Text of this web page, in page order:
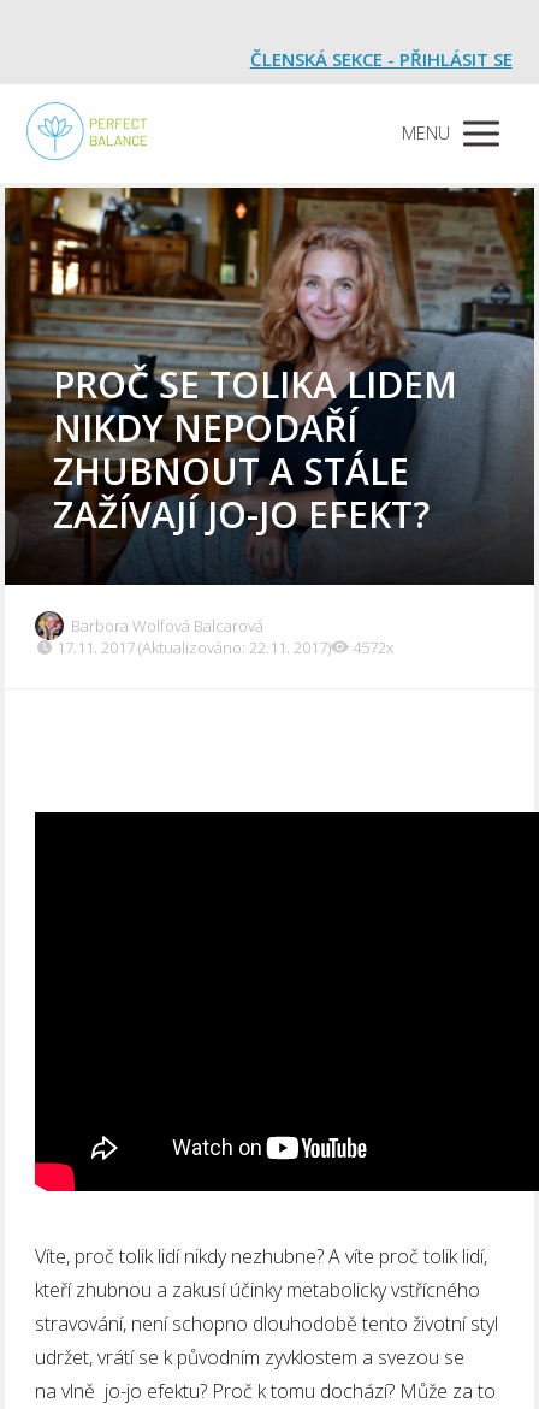
ČLENSKÁ SEKCE - PŘIHLÁSIT SE
MENU
PROČ SE TOLIKA LIDEM
NIKDY NEPODAŘÍ
ZHUBNOUT A STÁLE
ZAŽÍVAJÍ JO-JO EFEKT?
Barbora Wolfová Balcarová
17.11. 2017 (Aktualizováno: 22.11. 2017)
4572x
Víte, proč tolik lidí nikdy nezhubne? A víte proč tolik lidí,
kteří zhubnou a zakusí účinky metabolicky vstřícného
stravování, není schopno dlouhodobě tento životní styl
udržet, vrátí se k původním zyvklostem a svezou se
na vlně jo-jo efektu? Proč k tomu dochází? Může za to